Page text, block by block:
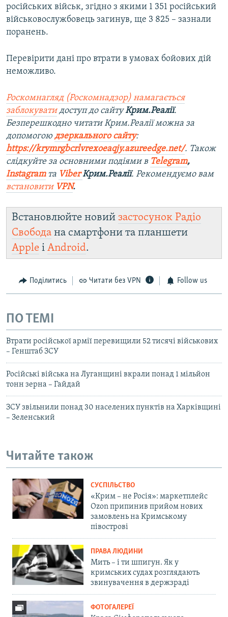
російських військ, згідно з якими 1 351 російський
військовослужбовець загинув, ще 3 825 – зазнали
поранень​.
Перевірити дані про втрати в умовах бойових дій
неможливо.
Роскомнагляд (Роскомнадзор) намагається
заблокуватидоступ до сайтуКрим.Реалії.
Безперешкодно читати Крим.Реалії можна за
допомогою дзеркального сайту:
https://krymrgbcrlvrexoeaqjy.azureedge.net/. Також
слідкуйте за основними подіями в Telegram,
Instagramта ViberКрим.Реалії. Рекомендуємо вам
встановити VPN.
Встановлюйте новий застосунок Радіо
Свобода на смартфони та планшети
Apple і Android.
Поділитись Читати без VPN Follow us
ПО ТЕМІ
Втрати російської армії перевищили 52 тисячі військових
– Генштаб ЗСУ
Російські війська на Луганщині вкрали понад 1 мільйон
тонн зерна – Гайдай
ЗСУ звільнили понад 30 населених пунктів на Харківщині
– Зеленський
Читайте також
СУСПІЛЬСТВО
«Крим – не Росія»: маркетплейс
Ozon припинив прийом нових
замовлень на Кримському
півострові
ПРАВА ЛЮДИНИ
Мить – і ти шпигун. Як у
кримських судах розглядають
звинувачення в держзраді
ФОТОГАЛЕРЕЇ